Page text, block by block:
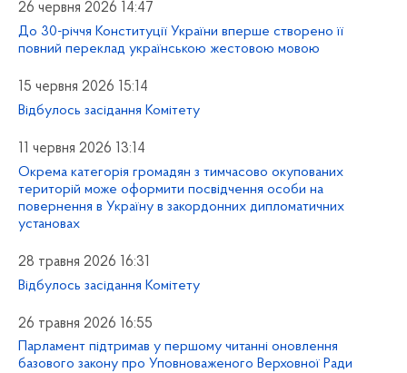
26 червня 2026 14:47
До 30-річчя Конституції України вперше створено її
повний переклад українською жестовою мовою
15 червня 2026 15:14
Відбулось засідання Комітету
11 червня 2026 13:14
Окрема категорія громадян з тимчасово окупованих
територій може оформити посвідчення особи на
повернення в Україну в закордонних дипломатичних
установах
28 травня 2026 16:31
Відбулось засідання Комітету
26 травня 2026 16:55
Парламент підтримав у першому читанні оновлення
базового закону про Уповноваженого Верховної Ради